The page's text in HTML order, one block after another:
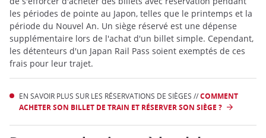
les périodes de pointe au Japon, telles que le printemps et la
période du Nouvel An. Un siège réservé est une dépense
supplémentaire lors de l'achat d'un billet simple. Cependant,
les détenteurs d'un Japan Rail Pass soient exemptés de ces
frais pour leur trajet.
EN SAVOIR PLUS SUR LES RÉSERVATIONS DE SIÈGES //COMMENT
ACHETER SON BILLET DE TRAIN ET RÉSERVER SON SIÈGE ?